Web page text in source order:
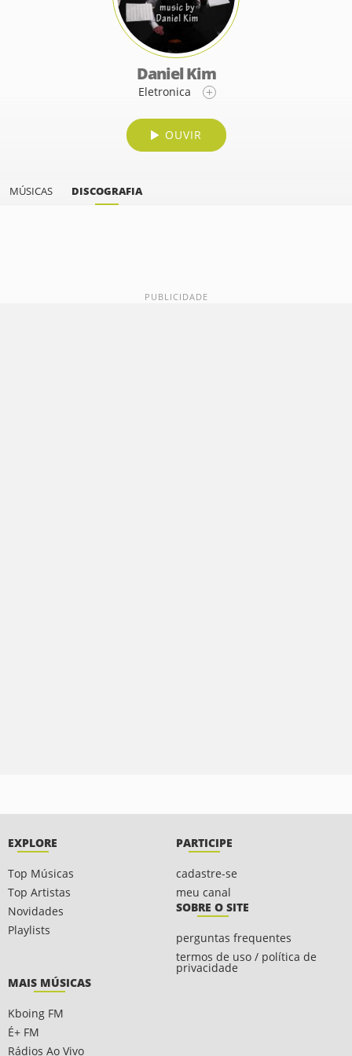
Daniel Kim
Eletronica
OUVIR
MÚSICAS DISCOGRAFIA
EXPLORE
Top Músicas
Top Artistas
Novidades
Playlists
PARTICIPE
cadastre-se
meu canal
SOBRE O SITE
perguntas frequentes
termos de uso / política de
privacidade
MAIS MÚSICAS
Kboing FM
É+ FM
Rádios Ao Vivo